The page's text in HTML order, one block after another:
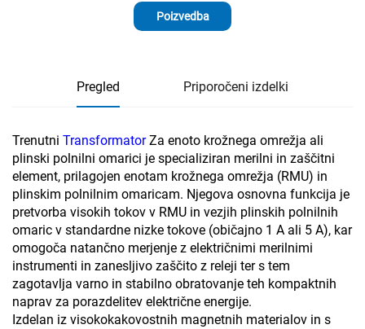
Poizvedba
Pregled Priporočeni izdelki
Trenutni TransformatorZa enoto krožnega omrežja ali
plinski polnilni omarici je specializiran merilni in zaščitni
element, prilagojen enotam krožnega omrežja (RMU) in
plinskim polnilnim omaricam. Njegova osnovna funkcija je
pretvorba visokih tokov v RMU in vezjih plinskih polnilnih
omaric v standardne nizke tokove (običajno 1 A ali 5 A), kar
omogoča natančno merjenje z električnimi merilnimi
instrumenti in zanesljivo zaščito z releji ter s tem
zagotavlja varno in stabilno obratovanje teh kompaktnih
naprav za porazdelitev električne energije.
Izdelan iz visokokakovostnih magnetnih materialov in s